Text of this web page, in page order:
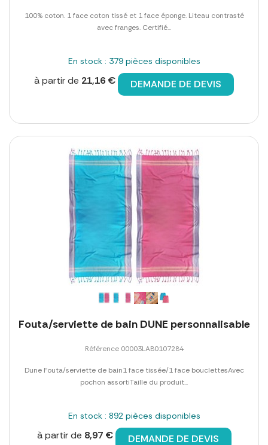
100% coton. 1 face coton tissé et 1 face éponge. Liteau contrasté
avec franges. Certifié...
En stock : 379 pièces disponibles
à partir de 21,16 € DEMANDE DE DEVIS
Fouta/serviette de bain DUNE personnalisable
Référence 00003LAB0107284
Dune Fouta/serviette de bain1 face tissée/1 face bouclettesAvec
pochon assortiTaille du produit...
En stock : 892 pièces disponibles
à partir de 8,97 € DEMANDE DE DEVIS